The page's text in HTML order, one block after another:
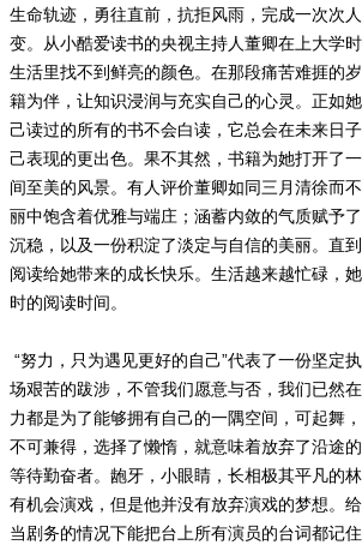
生命轨迹，勇往直前，抗拒风雨，完成一次次
变。从小酷爱读书的央视主持人董卿在上大学
生活里找不到鲜亮的颜色。在那段痛苦难捱的
籍为伴，让知识浸润与充实自己的心灵。正如
己读过的所有的书不会白读，它总会在未来日
己表现的更出色。果不其然，书籍为她打开了
间至美的风景。有人评价董卿如同三月清徐而
丽中饱含着优雅与端庄；涵蓄内敛的气质赋予
沉稳，以及一份积淀了淡定与自信的美丽。直
阅读给她带来的成长快乐。生活越来越忙碌，
时的阅读时间。
“努力，只为遇见更好的自己”代表了一份坚定
场艰苦的跋涉，不管我们愿意与否，我们已然
力都是为了能够拥有自己的一隅空间，可起舞
不可兼得，选择了懒惰，就意味着放弃了沿途
等待勤奋者。龅牙，小眼睛，长相极其平凡的
有机会演戏，但是他并没有放弃演戏的梦想。给
当剧务的情况下能把台上所有演员的台词都记